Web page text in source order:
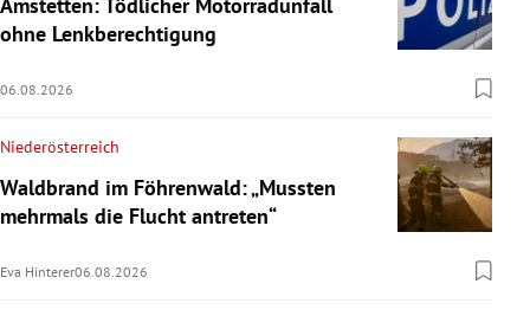
ohne Lenkberechtigung
06.08.2026
Niederösterreich
Waldbrand im Föhrenwald: „Mussten
mehrmals die Flucht antreten“
Eva Hinterer06.08.2026